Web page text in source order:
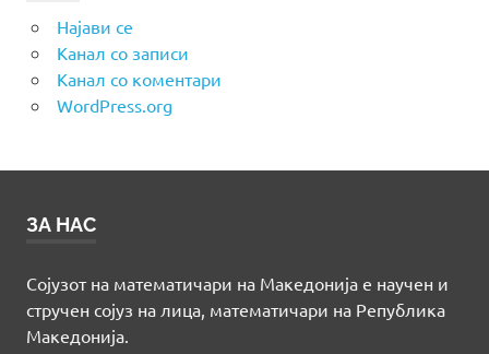
Најави се
Канал со записи
Канал со коментари
WordPress.org
ЗА НАС
Сојузот на математичари на Македонија е научен и
стручен сојуз на лица, математичари на Република
Македонија.